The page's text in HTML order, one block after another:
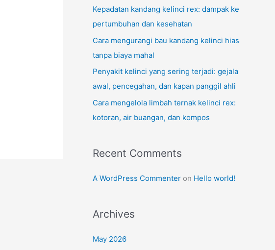
r
:
Kepadatan kandang kelinci rex: dampak ke
pertumbuhan dan kesehatan
Cara mengurangi bau kandang kelinci hias
tanpa biaya mahal
Penyakit kelinci yang sering terjadi: gejala
awal, pencegahan, dan kapan panggil ahli
Cara mengelola limbah ternak kelinci rex:
kotoran, air buangan, dan kompos
Recent Comments
A WordPress Commenter on Hello world!
Archives
May 2026